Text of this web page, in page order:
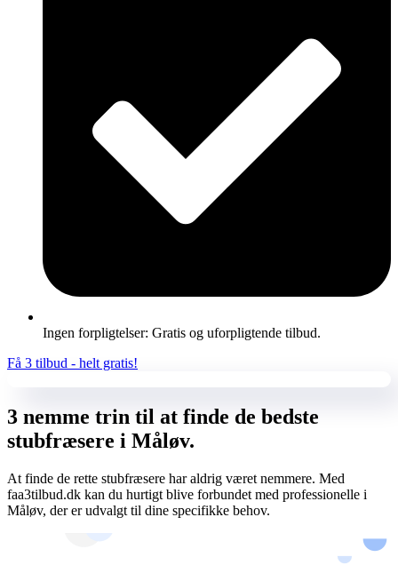
Ingen forpligtelser: Gratis og uforpligtende tilbud.
Få 3 tilbud - helt gratis!
3 nemme trin til at finde de bedste
stubfræsere i Måløv.
At finde de rette stubfræsere har aldrig været nemmere. Med
faa3tilbud.dk kan du hurtigt blive forbundet med professionelle i
Måløv, der er udvalgt til dine specifikke behov.